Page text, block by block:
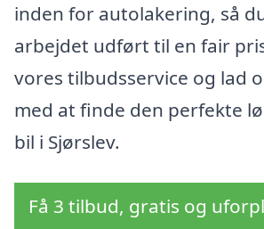
inden for autolakering, så
arbejdet udført til en fair
vores tilbudsservice og lad
med at finde den perfekte
bil i Sjørslev.
Få 3 tilbud, gratis og